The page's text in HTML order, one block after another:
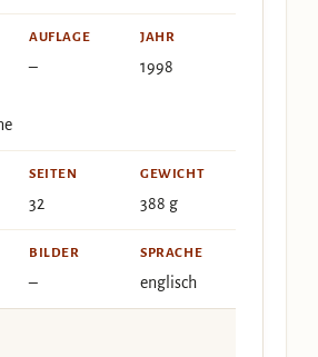
AUFLAGE
–
JAHR
1998
SEITEN
32
GEWICHT
388 g
BILDER
–
SPRACHE
englisch